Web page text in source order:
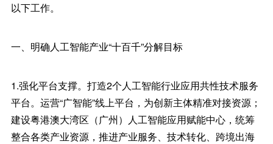
以下工作。
一、明确人工智能产业“十百千”分解目标
1.强化平台支撑。打造2个人工智能行业应用共性技术服务
平台。运营“广智能”线上平台，为创新主体精准对接资源；
建设粤港澳大湾区（广州）人工智能应用赋能中心，统筹
整合各类产业资源，推进产业服务、技术转化、跨境出海